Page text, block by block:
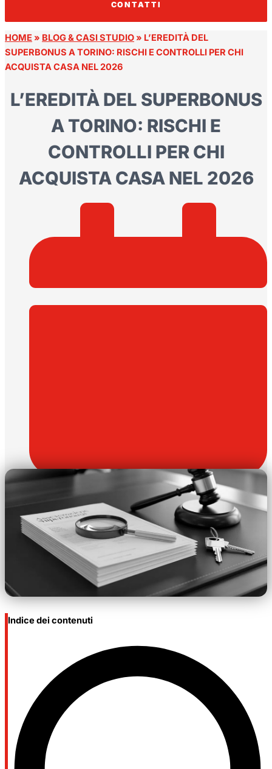
CONTATTI
HOME » BLOG & CASI STUDIO» L’EREDITÀ DEL
SUPERBONUS A TORINO: RISCHI E CONTROLLI PER CHI
ACQUISTA CASA NEL 2026
L’EREDITÀ DEL SUPERBONUS
A TORINO: RISCHI E
CONTROLLI PER CHI
ACQUISTA CASA NEL 2026
Indice dei contenuti